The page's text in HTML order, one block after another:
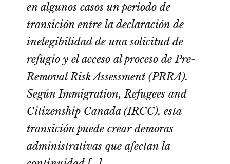
en algunos casos un periodo de
transición entre la declaración de
inelegibilidad de una solicitud de
refugio y el acceso al proceso de Pre-
Removal Risk Assessment (PRRA).
Según Immigration, Refugees and
Citizenship Canada (IRCC), esta
transición puede crear demoras
administrativas que afectan la